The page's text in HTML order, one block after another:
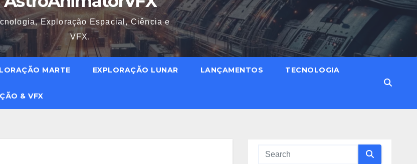
Exploração Espacial, Ciência e
VFX.
MARTE EXPLORAÇÃO LUNAR LANÇAMENTOS TECNOLOGIA
& VFX